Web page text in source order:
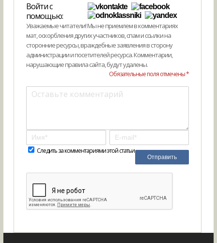
Войти с
помощью:
Уважаемые читатели! Мы не приемлем в комментариях
мат, оскорбления других участников, спам и ссылки на
сторонние ресурсы, враждебные заявления в сторону
администрации и посетителей ресурса. Комментарии,
нарушающие правила сайта, будут удалены.
Обязательные поля отмечены *
Следить за комментариями этой статьи